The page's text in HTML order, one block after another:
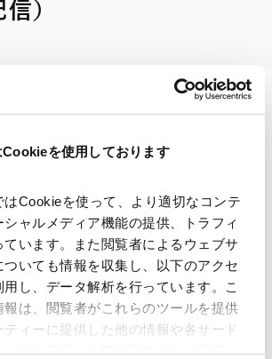
を使用しております
はCookieを使って、より適切なコンテ
ャルメディア機能の提供、トラフィ
ています。また閲覧者によるウェブサ
いても情報を収集し、以下のアクセ
し、データ解析を行っています。こ
報は、閲覧者がこれらのツールを提供
ィーに提供した他の情報や各サード
スを使用した際に収集された情報と
）
印刷する
樋口 航 内藤央真 宮川 賢司
2021年7月7日(水) 14:00 ～ 16:00
※受講料無料（事前登録制）